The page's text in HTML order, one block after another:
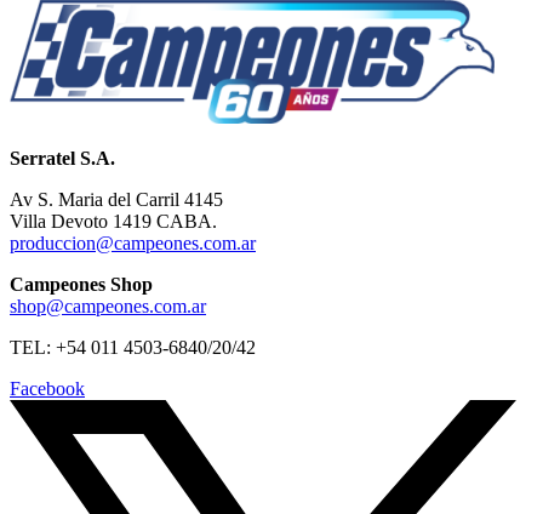
Serratel S.A.
Av S. Maria del Carril 4145
Villa Devoto 1419 CABA.
produccion@campeones.com.ar
Campeones Shop
shop@campeones.com.ar
TEL: +54 011 4503-6840/20/42
Facebook